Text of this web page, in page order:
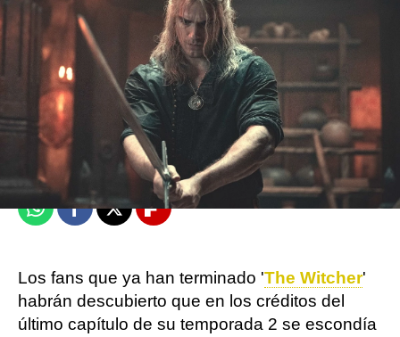
Isabel S. Samaniego
Madrid
Publicado: 20 de diciembre de 2021, 19:11
WhatsappFacebook
X Flipboard
Los fans que ya han terminado 'The Witcher'
habrán descubierto que en los créditos del
último capítulo de su temporada 2 se escondía